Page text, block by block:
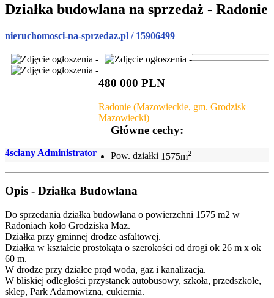
Działka budowlana na sprzedaż - Radonie
nieruchomosci-na-sprzedaz.pl / 15906499
480 000 PLN
Radonie (Mazowieckie, gm. Grodzisk
Mazowiecki)
4sciany Administrator
Główne cechy:
Pow. działki 1575m2
Opis - Działka Budowlana
Do sprzedania działka budowlana o powierzchni 1575 m2 w
Radoniach koło Grodziska Maz.
Działka przy gminnej drodze asfaltowej.
Działka w kształcie prostokąta o szerokości od drogi ok 26 m x ok
60 m.
W drodze przy działce prąd woda, gaz i kanalizacja.
W bliskiej odległości przystanek autobusowy, szkoła, przedszkole,
sklep, Park Adamowizna, cukiernia.